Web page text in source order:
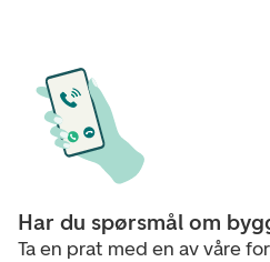
Har du spørsmål om
Ta en prat med en av våre